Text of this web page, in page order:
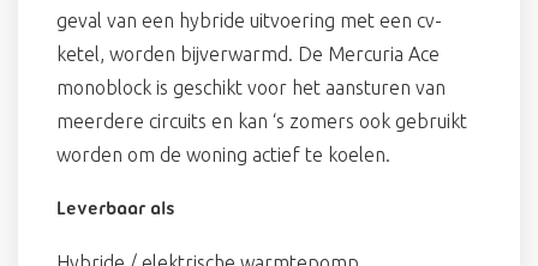
geval van een hybride uitvoering met een cv-
ketel, worden bijverwarmd. De Mercuria Ace
monoblock is geschikt voor het aansturen van
meerdere circuits en kan ‘s zomers ook gebruikt
worden om de woning actief te koelen.
Leverbaar als